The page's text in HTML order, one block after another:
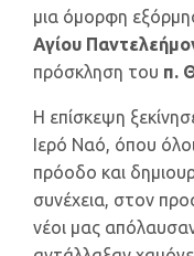
μια όμορφη
Αγίου
πρόσκληση του π.
Η επίσκεψη
Ιερό Ναό, όπου
πρόοδο και
συνέχεια, στον
νέοι μας